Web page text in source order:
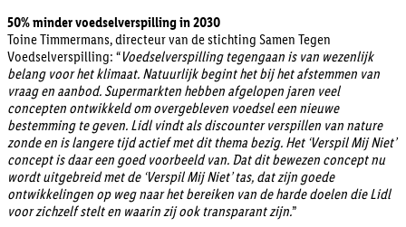
50% minder voedselverspilling in 2030
Toine Timmermans, directeur van de stichting Samen Tegen
Voedselverspilling: “Voedselverspilling tegengaan is van wezenlijk
belang voor het klimaat. Natuurlijk begint het bij het afstemmen van
vraag en aanbod. Supermarkten hebben afgelopen jaren veel
concepten ontwikkeld om overgebleven voedsel een nieuwe
bestemming te geven. Lidl vindt als discounter verspillen van nature
zonde en is langere tijd actief met dit thema bezig. Het ‘Verspil Mij Niet’
concept is daar een goed voorbeeld van. Dat dit bewezen concept nu
wordt uitgebreid met de ‘Verspil Mij Niet’ tas, dat zijn goede
ontwikkelingen op weg naar het bereiken van de harde doelen die Lidl
voor zichzelf stelt en waarin zij ook transparant zijn.”